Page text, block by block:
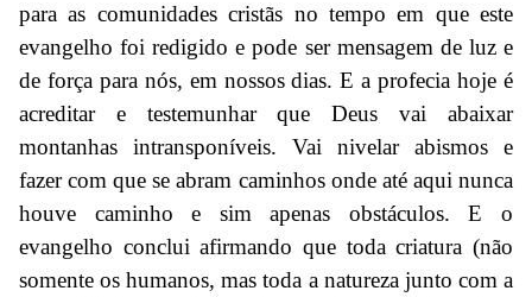
para as comunidades cristãs no tempo em que este
evangelho foi redigido e pode ser mensagem de luz e
de força para nós, em nossos dias. E a profecia hoje é
acreditar e testemunhar que Deus vai abaixar
montanhas intransponíveis. Vai nivelar abismos e
fazer com que se abram caminhos onde até aqui nunca
houve caminho e sim apenas obstáculos. E o
evangelho conclui afirmando que toda criatura (não
somente os humanos, mas toda a natureza junto com a